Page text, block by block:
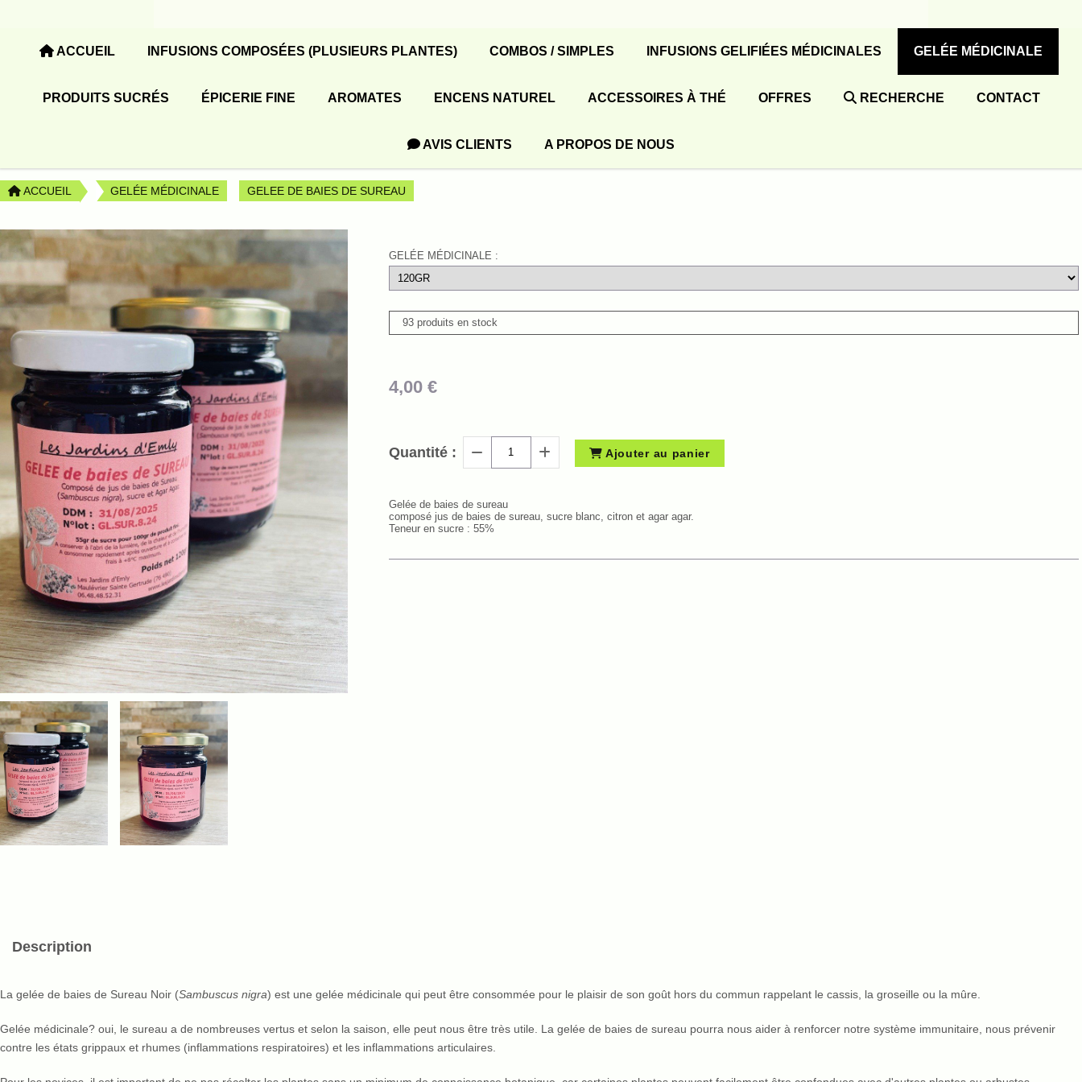
ACCUEIL INFUSIONS COMPOSÉES (PLUSIEURS PLANTES) COMBOS / SIMPLES INFUSIONS GELIFIÉES MÉDICINALES GELÉE MÉDICINALE
PRODUITS SUCRÉS ÉPICERIE FINE AROMATES ENCENS NATUREL ACCESSOIRES À THÉ OFFRES RECHERCHE CONTACT
AVIS CLIENTS A PROPOS DE NOUS
ACCUEIL GELÉE MÉDICINALE GELEE DE BAIES DE SUREAU
GELÉE MÉDICINALE :
93 produits en stock
4,00€
Quantité : Ajouter au panier
Gelée de baies de sureau
composé jus de baies de sureau, sucre blanc, citron et agar agar.
Teneur en sucre : 55%
Description
La gelée de baies de Sureau Noir (Sambuscus nigra) est une gelée médicinale qui peut être consommée pour le plaisir de son goût hors du commun rappelant le cassis, la groseille ou la mûre.
Gelée médicinale? oui, le sureau a de nombreuses vertus et selon la saison, elle peut nous être très utile. La gelée de baies de sureau pourra nous aider à renforcer notre système immunitaire, nous prévenir
contre les états grippaux et rhumes (inflammations respiratoires) et les inflammations articulaires.